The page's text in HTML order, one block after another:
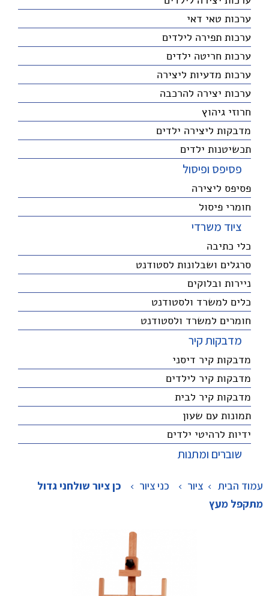
ערכות טאי דאי
ערכות תפירה לילדים
ערכות חריטה ילדים
ערכות מדעיות ליצירה
ערכות יצירה להרכבה
חרוזי גיהוץ
מדבקות ליצירה ילדים
תכשיטנות ילדים
פסיפס ופיסול
פסיפס ליצירה
חומרי פיסול
ציוד משרדי
כלי כתיבה
סרגלים ושבלונות לסטודנט
ניירות ובלוקים
כלים למשרד ולסטודנט
חומרים למשרד ולסטודנט
מדבקות קיר
מדבקות קיר דיסני
מדבקות קיר לילדים
מדבקות קיר לבית
תמונות עם שעון
ידיות לרהיטי ילדים
שוברים ומתנות
עמוד הבית ציור > כני ציור >
כן ציור שולחני גדול
מתקפל מעץ